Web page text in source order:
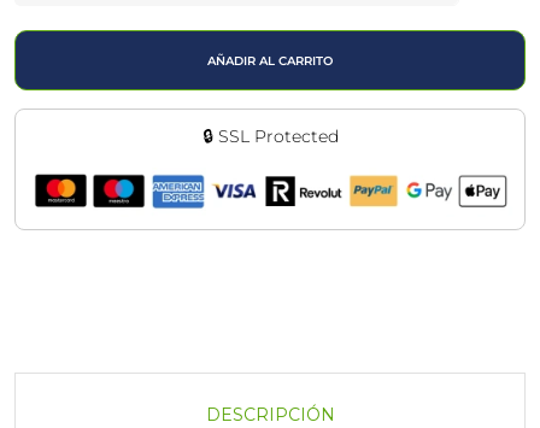
AÑADIR AL CARRITO
🔒 SSL Protected
DESCRIPCIÓN